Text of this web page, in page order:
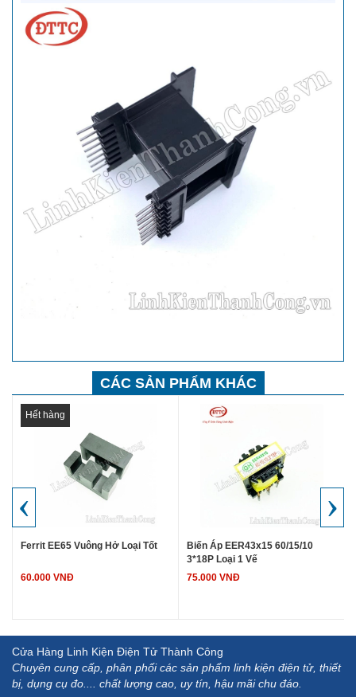
CÁC SẢN PHẨM KHÁC
Hết hàng
Ferrit EE65 Vuông Hở Loại Tốt
60.000 VNĐ
Biến Áp EER43x15 60/15/10
3*18P Loại 1 Vế
75.000 VNĐ
‹ ›
Cửa Hàng Linh Kiện Điện Tử Thành Công
Chuyên cung cấp, phân phối các sản phẩm linh kiện điện tử, thiết
bị, dụng cụ đo.... chất lượng cao, uy tín, hậu mãi chu đáo.